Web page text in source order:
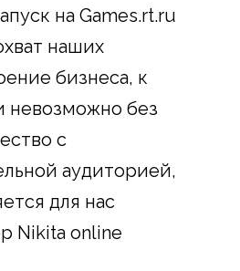
на Games.rt.ru
наших
бизнеса, к
невозможно без
с
аудиторией,
для нас
Nikita online